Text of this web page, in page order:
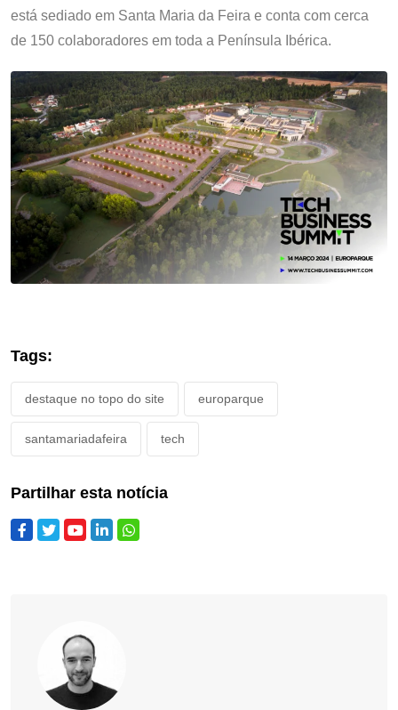
está sediado em Santa Maria da Feira e conta com cerca
de 150 colaboradores em toda a Península Ibérica.
Tags:
destaque no topo do site europarque
santamariadafeira tech
Partilhar esta notícia